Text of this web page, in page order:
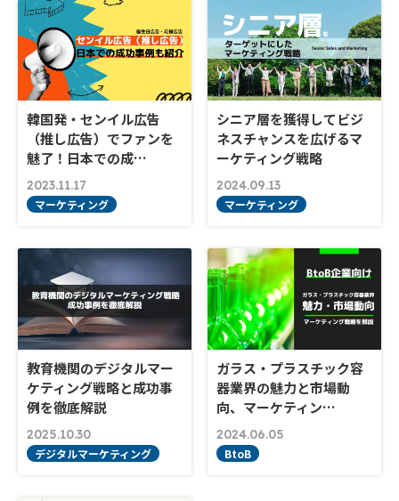
韓国発・センイル広告
（推し広告）でファンを
魅了！日本での成…
2023.11.17
マーケティング
シニア層を獲得してビジ
ネスチャンスを広げるマ
ーケティング戦略
2024.09.13
マーケティング
教育機関のデジタルマー
ケティング戦略と成功事
例を徹底解説
2025.10.30
デジタルマーケティング
ガラス・プラスチック容
器業界の魅力と市場動
向、マーケティン…
2024.06.05
BtoB